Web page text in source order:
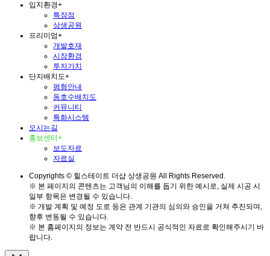
입지환경+
특장점
상생공원
프리미엄+
개발호재
시장환경
투자가치
단지배치도+
평형안내
동호수배치도
커뮤니티
특화시스템
오시는길
홍보센터+
보도자료
자료실
Copyrights © 힐스테이트 더샵 상생공원 All Rights Reserved.
※ 본 페이지의 콘텐츠는 고객님의 이해를 돕기 위한 예시로, 실제 시공 시
일부 항목은 변경될 수 있습니다.
※ 개발 계획 및 예정 도로 등은 관계 기관의 심의와 승인을 거쳐 추진되며,
향후 변동될 수 있습니다.
※ 본 홈페이지의 정보는 계약 전 반드시 공식적인 자료로 확인해주시기 바
랍니다.